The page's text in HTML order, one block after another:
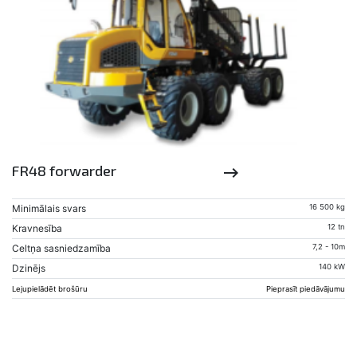
FR48 forwarder keyboard_backspace
Minimālais svars 16 500 kg
Kravnesība 12 tn
Celtņa sasniedzamība 7,2 - 10m
Dzinējs 140 kW
Lejupielādēt brošūru Pieprasīt piedāvājumu